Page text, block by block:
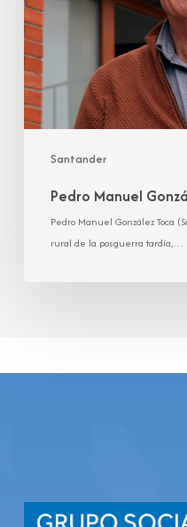
Santander
Pedro Manuel
Pedro Manuel González Toca
rural de la posguerra tardía,…